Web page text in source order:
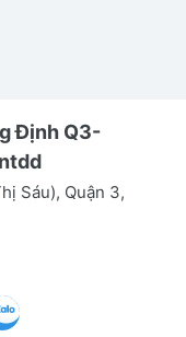
Định Q3-
Sáu), Quận 3,